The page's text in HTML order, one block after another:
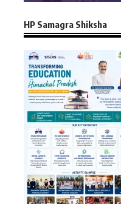
HP Samagra Shiksha